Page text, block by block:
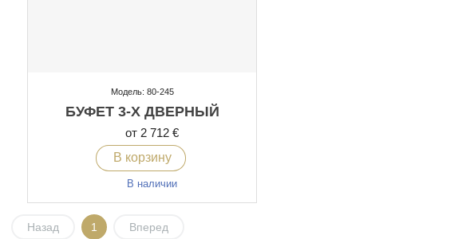
Модель: 80-245
БУФЕТ 3-Х ДВЕРНЫЙ
от 2 712 €
В корзину
В наличии
Назад 1 Вперед